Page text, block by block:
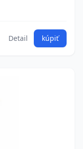
Detail kúpiť